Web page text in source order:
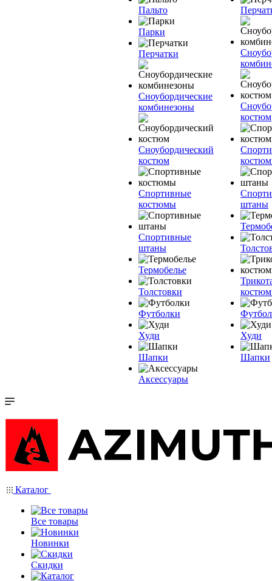
Пальто
Парки
Перчатки
Сноубордические
комбинезоны
Сноубордический
костюм
Спортивные
костюмы
Спортивные
штаны
Термобелье
Толстовки
Футболки
Худи
Шапки
Аксессуары
костюм
штаны
Худи
Шапки
Каталог
Все товары
Новинки
Скидки